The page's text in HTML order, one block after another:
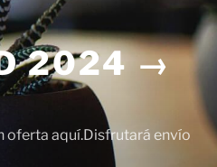
2024 →
oferta aquí.Disfrutará envío